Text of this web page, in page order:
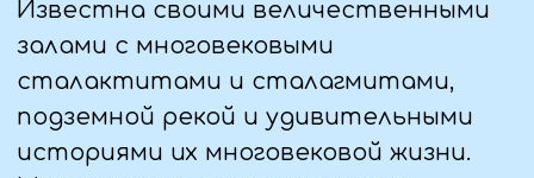
— удобно иметь с собой небольшую
сумку через плечо или рюкзак для
Что Вам может
понадобиться в
путешествии: